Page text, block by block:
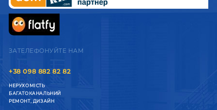
ЗАТЕЛЕФОНУЙТЕ НАМ
+38 098 882 82 82
НЕРУХОМІСТЬ
БАГАТОКАНАЛЬНИЙ
РЕМОНТ, ДИЗАЙН